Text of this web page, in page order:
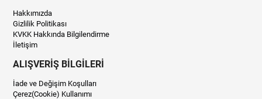
Hakkımızda
Gizlilik Politikası
KVKK Hakkında Bilgilendirme
İletişim
ALIŞVERİŞ BİLGİLERİ
İade ve Değişim Koşulları
Çerez(Cookie) Kullanımı